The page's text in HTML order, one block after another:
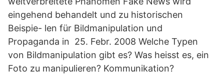
eingehend behandelt und zu historischen
Beispie- len für Bildmanipulation und
Propaganda in 25. Febr. 2008 Welche Typen
von Bildmanipulation gibt es? Was heisst es, ein
Foto zu manipulieren? Kommunikation?